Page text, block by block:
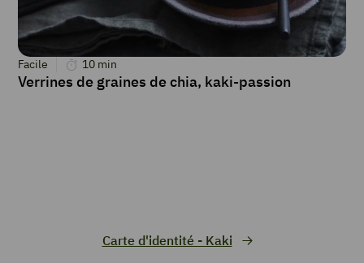
Facile 10 min
Verrines de graines de chia, kaki-passion
Carte d'identité - Kaki